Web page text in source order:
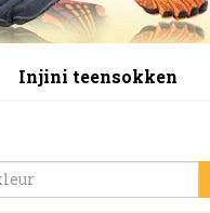
Injini teensokken